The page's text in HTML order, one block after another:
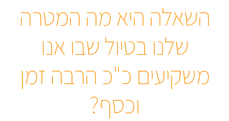
השאלה היא מה המטרה
שלנו בטיול שבו אנו
משקיעים כ"כ הרבה זמן
וכסף?